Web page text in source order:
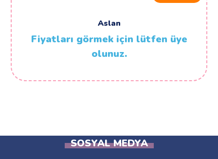
Aslan
Fiyatları görmek için lütfen üye
olunuz.
SOSYAL MEDYA